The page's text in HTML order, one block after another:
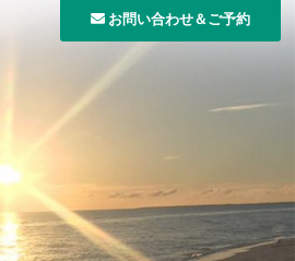
お問い合わせ＆ご予約